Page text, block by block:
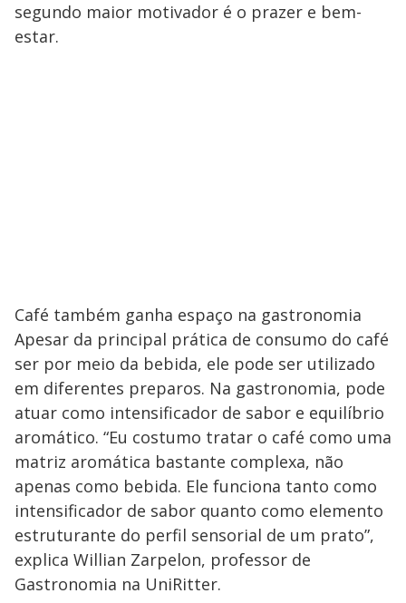
segundo maior motivador é o prazer e bem-
estar.
Café também ganha espaço na gastronomia
Apesar da principal prática de consumo do café
ser por meio da bebida, ele pode ser utilizado
em diferentes preparos. Na gastronomia, pode
atuar como intensificador de sabor e equilíbrio
aromático. “Eu costumo tratar o café como uma
matriz aromática bastante complexa, não
apenas como bebida. Ele funciona tanto como
intensificador de sabor quanto como elemento
estruturante do perfil sensorial de um prato”,
explica Willian Zarpelon, professor de
Gastronomia na UniRitter.